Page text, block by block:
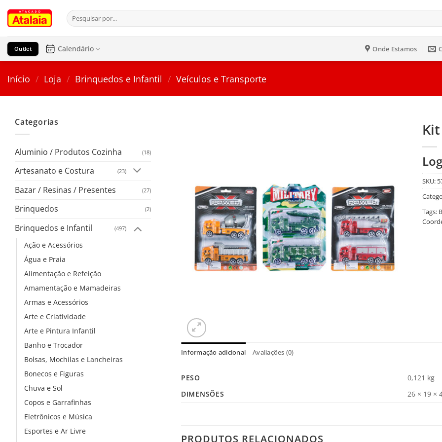
para
conteúdo
Pesquisar
por:
Outlet Calendário Onde Estamos
Início / Loja / Brinquedos e Infantil / Veículos e Transporte
Categorias
Aluminio / Produtos Cozinha (18)
Artesanato e Costura (23)
Bazar / Resinas / Presentes (27)
Brinquedos (2)
Brinquedos e Infantil (497)
Ação e Acessórios
Água e Praia
Alimentação e Refeição
Amamentação e Mamadeiras
Armas e Acessórios
Arte e Criatividade
Arte e Pintura Infantil
Banho e Trocador
Bolsas, Mochilas e Lancheiras
Bonecos e Figuras
Chuva e Sol
Copos e Garrafinhas
Eletrônicos e Música
Esportes e Ar Livre
SKU:
Tags:
Informação adicional Avaliações (0)
PESO
0,121 kg
DIMENSÕES
26 × 19 ×
PRODUTOS RELACIONADOS